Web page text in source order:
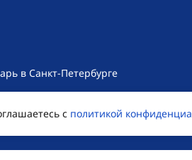
в Санкт-Петербурге
информационный
Федерации. Для получения
с политикой